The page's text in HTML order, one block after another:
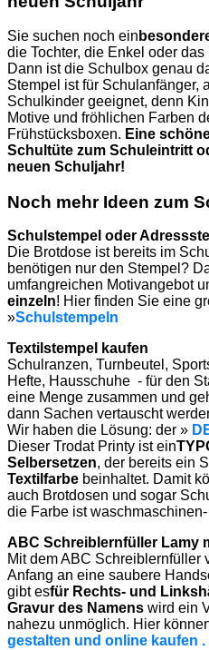
Sie suchen noch ein
die Tochter, die Enkel oder
Dann ist die Schulbox genau
Stempel ist für Schulanfänger,
Schulkinder geeignet, denn
Motive und fröhlichen Farben
Frühstücksboxen. Eine
Schultüte zum Schuleintritt
neuen Schuljahr!
Noch mehr Ideen zum
Schulstempel oder
Die Brotdose ist bereits im
benötigen nur den Stempel?
umfangreichen Motivangebot
einzeln! Hier finden Sie eine
»Schulstempeln
Textilstempel kaufen
Schulranzen, Turnbeutel,
Hefte, Hausschuhe - für den
eine Menge zusammen und
dann Sachen vertauscht
Wir haben die Lösung: der »
Dieser Trodat Printy ist ein
Selbersetzen, der bereits ein
Textilfarbe beinhaltet. Damit
auch Brotdosen und sogar
die Farbe ist
ABC Schreiblernfüller Lamy
Mit dem ABC Schreiblernfüller
Anfang an eine saubere
gibt esfür Rechts- und
Gravur des Namens wird ein
nahezu unmöglich. Hier
gestalten und online kaufen .